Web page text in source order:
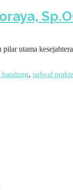
utama
, jadwal